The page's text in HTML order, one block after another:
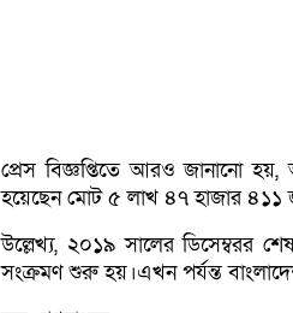
প্রেস বিজ্ঞপ্তিতে আরও জানানো
হয়েছেন মোট ৫ লাখ ৪৭ হাজার ৪১১
উল্লেখ্য, ২০১৯ সালের ডিসেম্বরর
সংক্রমণ শুরু হয়।এখন পর্যন্ত